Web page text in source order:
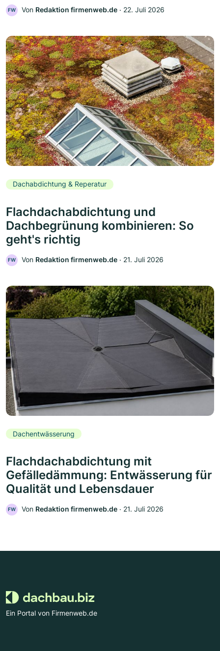
FW Von Redaktion firmenweb.de ‧ 22. Juli 2026
Dachabdichtung & Reperatur
Flachdachabdichtung und
Dachbegrünung kombinieren: So
geht's richtig
FW Von Redaktion firmenweb.de ‧ 21. Juli 2026
Dachentwässerung
Flachdachabdichtung mit
Gefälledämmung: Entwässerung für
Qualität und Lebensdauer
FW Von Redaktion firmenweb.de ‧ 21. Juli 2026
Ein Portal von Firmenweb.de